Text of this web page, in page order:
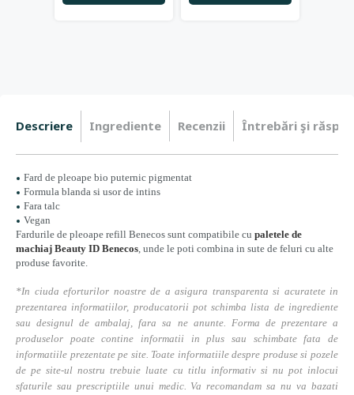
Descriere Ingrediente Recenzii Întrebări şi
Fard de pleoape bio puternic pigmentat
Formula blanda si usor de intins
Fara talc
Vegan
Fardurile de pleoape refill Benecos sunt compatibile cu paletele de
machiaj Beauty ID Benecos, unde le poti combina in sute de feluri cu alte
produse favorite.
*In ciuda eforturilor noastre de a asigura transparenta si acuratete in
prezentarea informatiilor, producatorii pot schimba lista de ingrediente
sau designul de ambalaj, fara sa ne anunte. Forma de prezentare a
produselor poate contine informatii in plus sau schimbate fata de
informatiile prezentate pe site. Toate informatiile despre produse si pozele
de pe site-ul nostru trebuie luate cu titlu informativ si nu pot inlocui
sfaturile sau prescriptiile unui medic. Va recomandam sa nu va bazati